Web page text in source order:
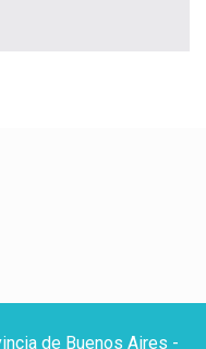
de Buenos Aires -